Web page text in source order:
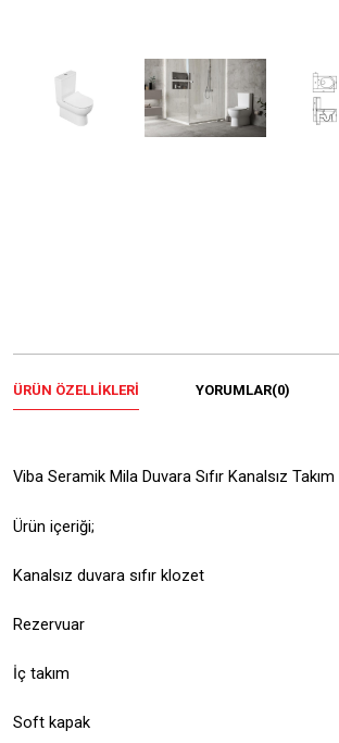
ÜRÜN ÖZELLIKLERI YORUMLAR(0)
Viba Seramik Mila Duvara Sıfır Kanalsız
Ürün içeriği;
Kanalsız duvara sıfır klozet
Rezervuar
İç takım
Soft kapak